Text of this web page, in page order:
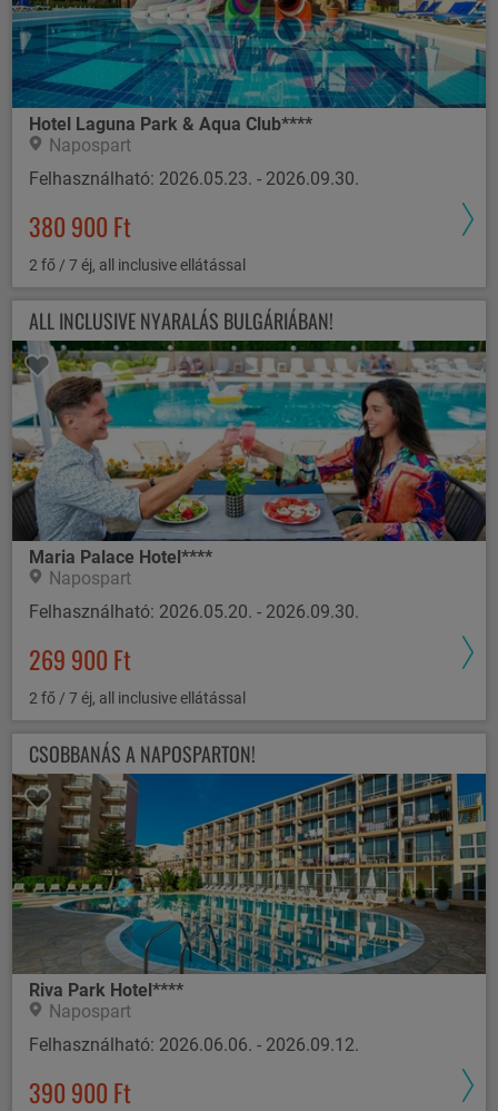
Hotel Laguna Park & Aqua Club****
Napospart
Felhasználható: 2026.05.23. - 2026.09.30.
380 900 Ft
2 fő / 7 éj, all inclusive ellátással
ALL INCLUSIVE NYARALÁS BULGÁRIÁBAN!
Maria Palace Hotel****
Napospart
Felhasználható: 2026.05.20. - 2026.09.30.
269 900 Ft
2 fő / 7 éj, all inclusive ellátással
CSOBBANÁS A NAPOSPARTON!
Riva Park Hotel****
Napospart
Felhasználható: 2026.06.06. - 2026.09.12.
390 900 Ft